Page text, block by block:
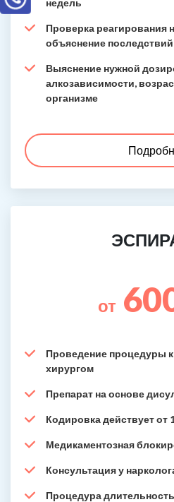
недель
Проверка реагирования
объяснение
Выяснение нужной
алкозависимости,
организме
от
Проведение процедуры
хирургом
Препарат на основе
Кодировка действует от
Медикаментозная
Консультация у
Процедура